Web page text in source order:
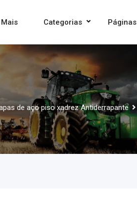
Categorias Páginas
de aço piso xadrez Antiderrapante